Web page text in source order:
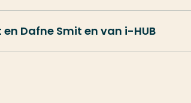
Dafne Smit en van i-HUB